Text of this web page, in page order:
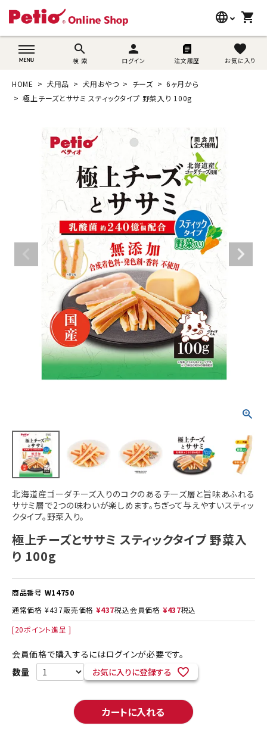
language
wovn-lang-name
shopping_cart
search
検 索
person
ログイン 注文履歴
favorite
お気に入り
search
猫用品
ブランド別に探す
目的別に探す
ご利用案内
ACCOUNT MENU
ようこそ ゲスト 様
ログイン person 新規会員登録
HOME 犬用品 犬用おやつ チーズ
6ヶ月から
極上チーズとササミ スティックタイプ 野菜入り 100g
北海道産ゴーダチーズ入りのコクのあるチーズ層と旨味あふれる
ササミ層で2つの味わいが楽しめます。ちぎって与えやすいスティッ
クタイプ。野菜入り。
極上チーズとササミ スティックタイプ 野菜入
り 100g
商品番号 W14750
通常価格 ¥437販売価格 ¥437税込会員価格 ¥437税込
[20ポイント進呈 ]
会員価格で購入するにはログインが必要です。
お気に入りに登録する
カートに入れる